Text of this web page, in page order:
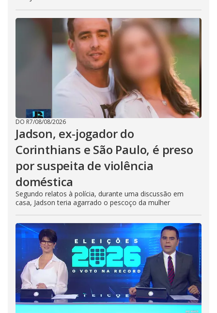
DO R7/08/08/2026
Jadson, ex-jogador do
Corinthians e São Paulo, é preso
por suspeita de violência
doméstica
Segundo relatos à polícia, durante uma discussão em
casa, Jadson teria agarrado o pescoço da mulher